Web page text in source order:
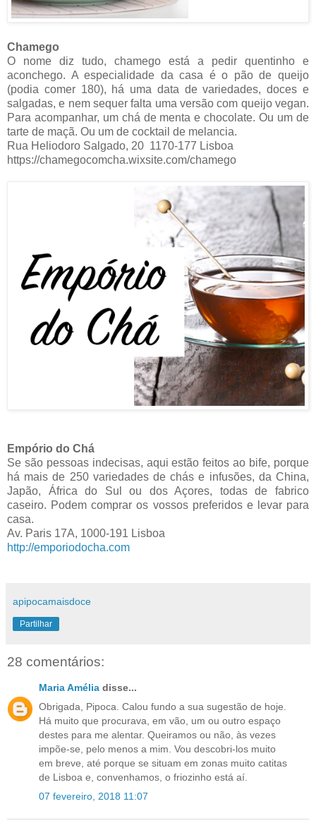
Chamego
O nome diz tudo, chamego está a pedir quentinho e
aconchego. A especialidade da casa é o pão de queijo
(podia comer 180), há uma data de variedades, doces e
salgadas, e nem sequer falta uma versão com queijo vegan.
Para acompanhar, um chá de menta e chocolate. Ou um de
tarte de maçã. Ou um de cocktail de melancia.
Rua Heliodoro Salgado, 20 1170-177 Lisboa
https://chamegocomcha.wixsite.com/chamego
Empório do Chá
Se são pessoas indecisas, aqui estão feitos ao bife, porque
há mais de 250 variedades de chás e infusões, da China,
Japão, África do Sul ou dos Açores, todas de fabrico
caseiro. Podem comprar os vossos preferidos e levar para
casa.
Av. Paris 17A, 1000-191 Lisboa
http://emporiodocha.com
apipocamaisdoce
Partilhar
28 comentários:
Maria Amélia disse...
Obrigada, Pipoca. Calou fundo a sua sugestão de hoje.
Há muito que procurava, em vão, um ou outro espaço
destes para me alentar. Queiramos ou não, às vezes
impõe-se, pelo menos a mim. Vou descobri-los muito
em breve, até porque se situam em zonas muito catitas
de Lisboa e, convenhamos, o friozinho está aí.
07 fevereiro, 2018 11:07